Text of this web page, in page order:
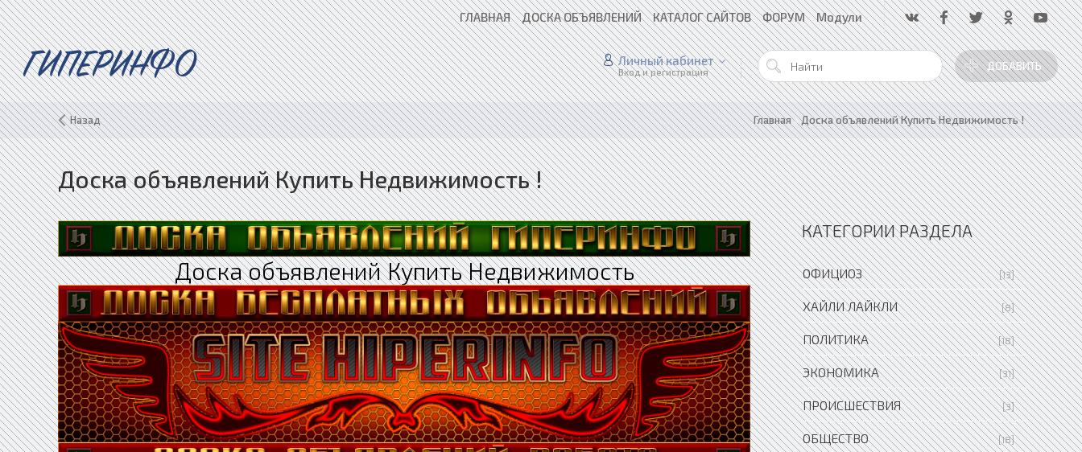
ГЛАВНАЯ ДОСКА ОБЪЯВЛЕНИЙ КАТАЛОГ САЙТОВ ФОРУМ Модули
ГИПЕРИНФО ДОБАВИТЬ
Личный кабинет
Вход и регистрация
Назад Главная»Доска объявлений Купить Недвижимость !
Доска объявлений Купить Недвижимость !
Доска объявлений Купить Недвижимость
КАТЕГОРИИ РАЗДЕЛА
ОФИЦИОЗ [13]
ХАЙЛИ ЛАЙКЛИ [8]
ПОЛИТИКА [18]
ЭКОНОМИКА [31]
ПРОИСШЕСТВИЯ [3]
ОБЩЕСТВО [18]